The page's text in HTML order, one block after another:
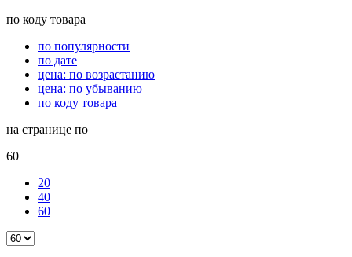
по коду товара
по популярности
по дате
цена: по возрастанию
цена: по убыванию
по коду товара
на странице по
60
20
40
60